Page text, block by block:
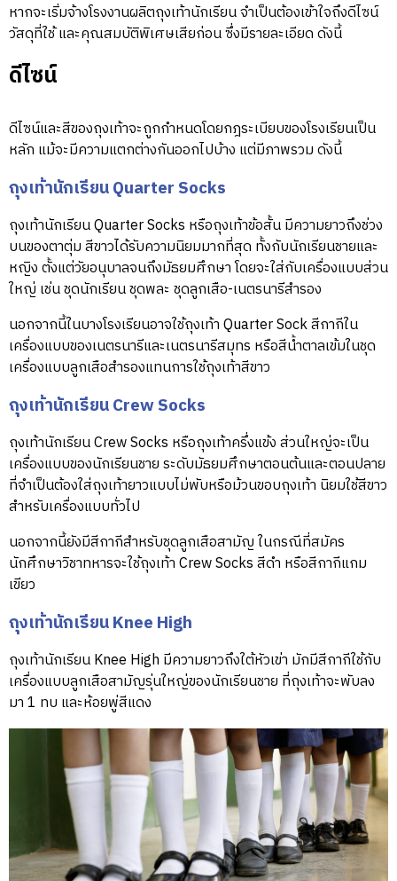
หากจะเริ่มจ้างโรงงานผลิตถุงเท้านักเรียน จำเป็นต้องเข้าใจถึงดีไซน์
วัสดุที่ใช้ และคุณสมบัติพิเศษเสียก่อน ซึ่งมีรายละเอียด ดังนี้
ดีไซน์
ดีไซน์และสีของถุงเท้าจะถูกกำหนดโดยกฎระเบียบของโรงเรียนเป็น
หลัก แม้จะมีความแตกต่างกันออกไปบ้าง แต่มีภาพรวม ดังนี้
ถุงเท้านักเรียน Quarter Socks
ถุงเท้านักเรียน Quarter Socks หรือถุงเท้าข้อสั้น มีความยาวถึงช่วง
บนของตาตุ่ม สีขาวได้รับความนิยมมากที่สุด ทั้งกับนักเรียนชายและ
หญิง ตั้งแต่วัยอนุบาลจนถึงมัธยมศึกษา โดยจะใส่กับเครื่องแบบส่วน
ใหญ่ เช่น ชุดนักเรียน ชุดพละ ชุดลูกเสือ-เนตรนารีสำรอง
นอกจากนี้ในบางโรงเรียนอาจใช้ถุงเท้า Quarter Sock สีกากีใน
เครื่องแบบของเนตรนารีและเนตรนารีสมุทร หรือสีน้ำตาลเข้มในชุด
เครื่องแบบลูกเสือสำรองแทนการใช้ถุงเท้าสีขาว
ถุงเท้านักเรียน Crew Socks
ถุงเท้านักเรียน Crew Socks หรือถุงเท้าครึ่งแข้ง ส่วนใหญ่จะเป็น
เครื่องแบบของนักเรียนชาย ระดับมัธยมศึกษาตอนต้นและตอนปลาย
ที่จำเป็นต้องใส่ถุงเท้ายาวแบบไม่พับหรือม้วนขอบถุงเท้า นิยมใช้สีขาว
สำหรับเครื่องแบบทั่วไป
นอกจากนี้ยังมีสีกากีสำหรับชุดลูกเสือสามัญ ในกรณีที่สมัคร
นักศึกษาวิชาทหารจะใช้ถุงเท้า Crew Socks สีดำ หรือสีกากีแกม
เขียว
ถุงเท้านักเรียน Knee High
ถุงเท้านักเรียน Knee High มีความยาวถึงใต้หัวเข่า มักมีสีกากีใช้กับ
เครื่องแบบลูกเสือสามัญรุ่นใหญ่ของนักเรียนชาย ที่ถุงเท้าจะพับลง
มา 1 ทบ และห้อยพู่สีแดง